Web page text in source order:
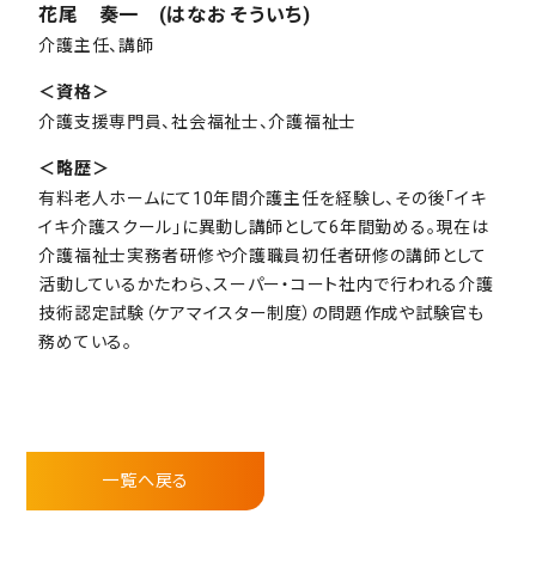
花尾 奏一 (はなお そういち)
介護主任、講師
＜資格＞
介護支援専門員、社会福祉士、介護福祉士
＜略歴＞
有料老人ホームにて10年間介護主任を経験し、その後「イキ
イキ介護スクール」に異動し講師として6年間勤める。現在は
介護福祉士実務者研修や介護職員初任者研修の講師として
活動しているかたわら、スーパー・コート社内で行われる介護
技術認定試験（ケアマイスター制度）の問題作成や試験官も
務めている。
一覧へ戻る